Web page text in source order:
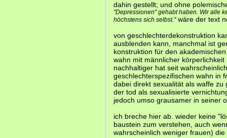
dahin gestellt; und ohne
"Depressionen" gehabt haben. Wir alle
höchstens sich selbst."wäre der text
von geschlechterdekonstruktion
ausblenden kann, manchmal ist
konstruktion für den
wahn mit männlicher
nachhaltiger hat seit
geschlechterspezifischen wahn in
dabei direkt sexualität als waffe zu
der tod als sexualisierte
jedoch umso grausamer in seiner
ich breche hier ab. wieder keine
baustein zum verstehen, auch
wahrscheinlich weniger frauen)